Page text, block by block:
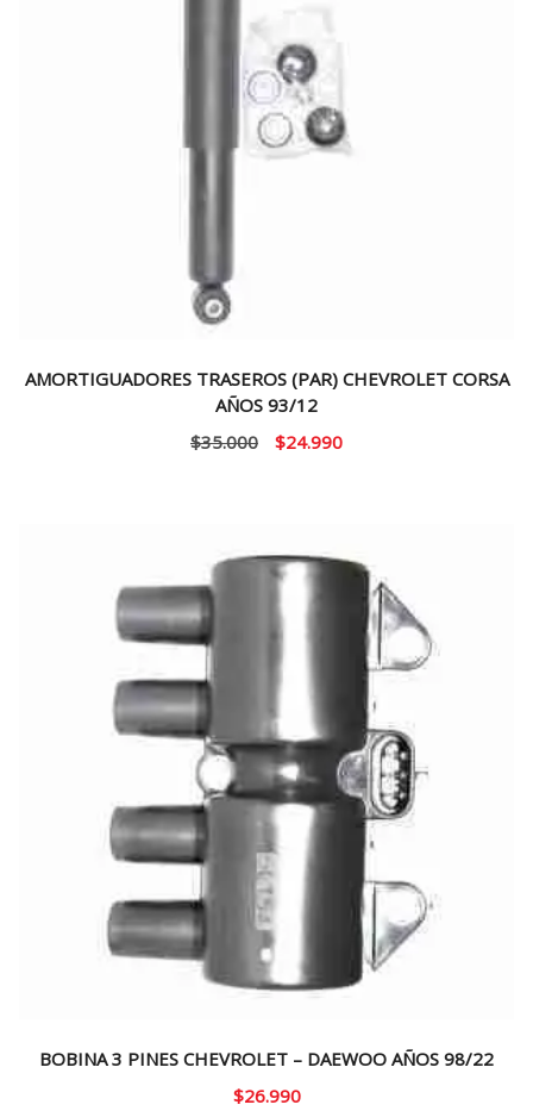
AMORTIGUADORES TRASEROS (PAR) CHEVROLET CORSA
AÑOS 93/12
$35.000
El
$35.000.
$24.990El
$24.990.
BOBINA 3 PINES CHEVROLET – DAEWOO AÑOS 98/22
$26.990